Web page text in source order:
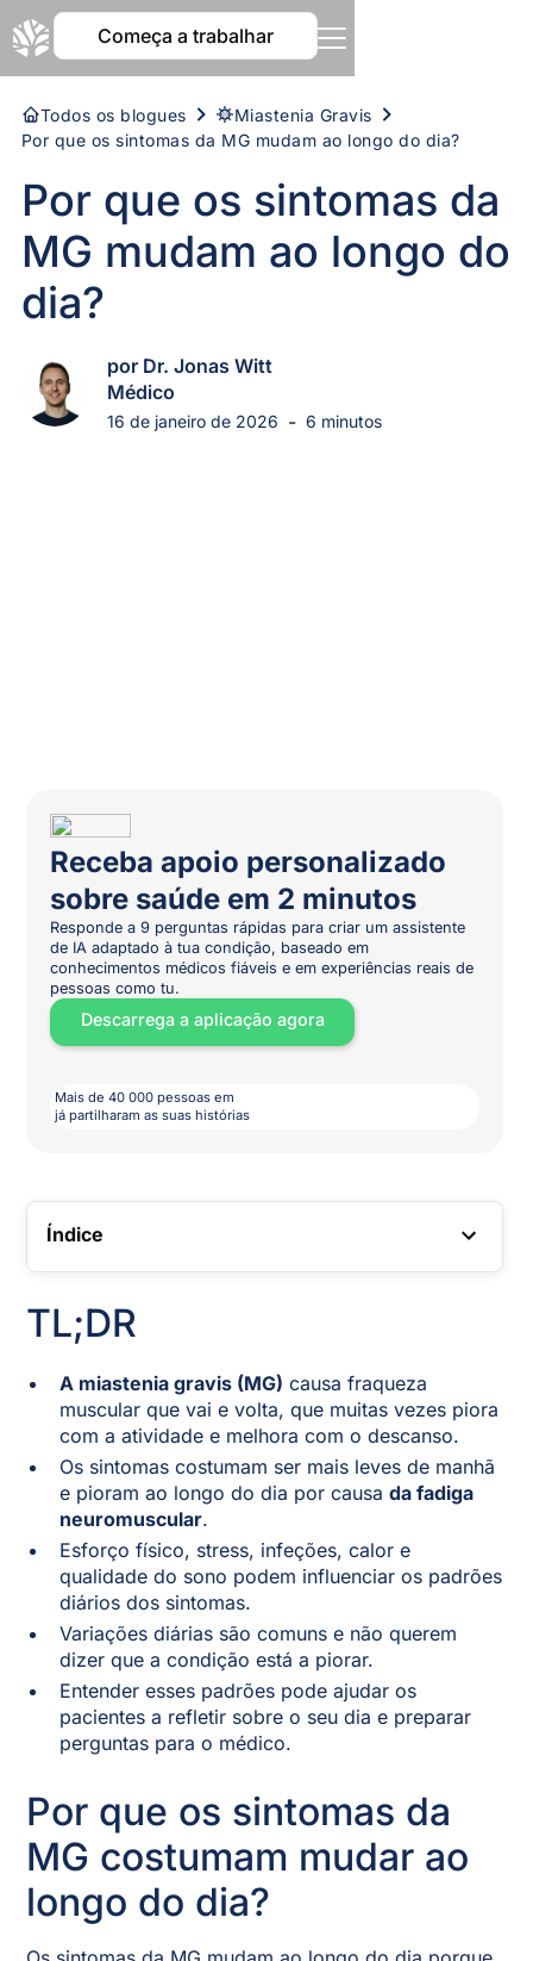
Começa a trabalhar
Todos os blogues
Miastenia Gravis
Por que os sintomas da MG mudam ao longo do dia?
Por que os sintomas da
MG mudam ao longo do
dia?
por Dr. Jonas Witt
Médico
16 de janeiro de 2026 - 6 minutos
Receba apoio personalizado
sobre saúde em 2 minutos
Responde a 9 perguntas rápidas para criar um assistente
de IA adaptado à tua condição, baseado em
conhecimentos médicos fiáveis e em experiências reais de
pessoas como tu.
Descarrega a aplicação agora
Mais de 40 000 pessoas em
já partilharam as suas histórias
Índice
TL;DR
A miastenia gravis (MG) causa fraqueza
muscular que vai e volta, que muitas vezes piora
com a atividade e melhora com o descanso.
Os sintomas costumam ser mais leves de manhã
e pioram ao longo do dia por causada fadiga
neuromuscular.
Esforço físico, stress, infeções, calor e
qualidade do sono podem influenciar os padrões
diários dos sintomas.
Variações diárias são comuns e não querem
dizer que a condição está a piorar.
Entender esses padrões pode ajudar os
pacientes a refletir sobre o seu dia e preparar
perguntas para o médico.
Por que os sintomas da
MG costumam mudar ao
longo do dia?